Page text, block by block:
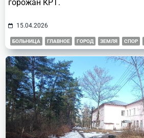
горожан КРТ.
15.04.2026
БОЛЬНИЦА ГЛАВНОЕ ГОРОД ЗЕМЛЯ СПОР